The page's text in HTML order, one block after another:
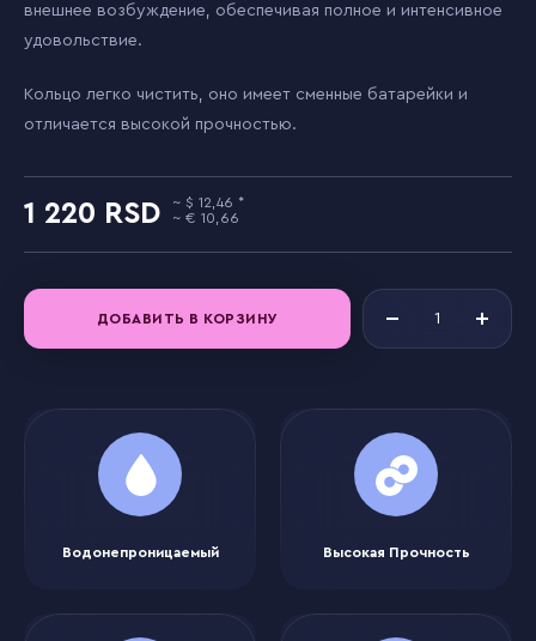
внешнее возбуждение, обеспечивая полное и интенсивное
удовольствие.
Кольцо легко чистить, оно имеет сменные батарейки и
отличается высокой прочностью.
1 220
12,46
10,66
ДОБАВИТЬ В КОРЗИНУ
Водонепроницаемый Высокая Прочность